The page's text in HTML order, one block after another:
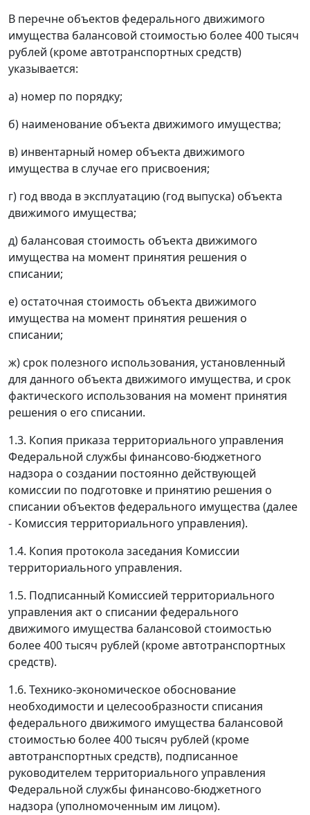
В перечне объектов федерального движимого
имущества балансовой стоимостью более 400 тысяч
рублей (кроме автотранспортных средств)
указывается:
а) номер по порядку;
б) наименование объекта движимого имущества;
в) инвентарный номер объекта движимого
имущества в случае его присвоения;
г) год ввода в эксплуатацию (год выпуска) объекта
движимого имущества;
д) балансовая стоимость объекта движимого
имущества на момент принятия решения о
списании;
е) остаточная стоимость объекта движимого
имущества на момент принятия решения о
списании;
ж) срок полезного использования, установленный
для данного объекта движимого имущества, и срок
фактического использования на момент принятия
решения о его списании.
1.3. Копия приказа территориального управления
Федеральной службы финансово-бюджетного
надзора о создании постоянно действующей
комиссии по подготовке и принятию решения о
списании объектов федерального имущества (далее
- Комиссия территориального управления).
1.4. Копия протокола заседания Комиссии
территориального управления.
1.5. Подписанный Комиссией территориального
управления акт о списании федерального
движимого имущества балансовой стоимостью
более 400 тысяч рублей (кроме автотранспортных
средств).
1.6. Технико-экономическое обоснование
необходимости и целесообразности списания
федерального движимого имущества балансовой
стоимостью более 400 тысяч рублей (кроме
автотранспортных средств), подписанное
руководителем территориального управления
Федеральной службы финансово-бюджетного
надзора (уполномоченным им лицом).